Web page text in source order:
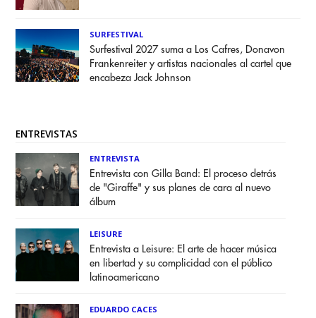
SURFESTIVAL
Surfestival 2027 suma a Los Cafres, Donavon
Frankenreiter y artistas nacionales al cartel que
encabeza Jack Johnson
ENTREVISTAS
ENTREVISTA
Entrevista con Gilla Band: El proceso detrás
de "Giraffe" y sus planes de cara al nuevo
álbum
LEISURE
Entrevista a Leisure: El arte de hacer música
en libertad y su complicidad con el público
latinoamericano
EDUARDO CACES